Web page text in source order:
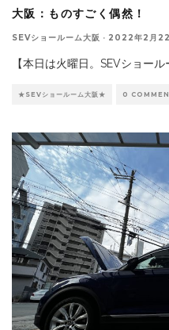
大阪：ものすごく偶然！
SEVショールーム大阪 · 2022年2月22
【本日は火曜日。SEVショール
★SEVショールーム大阪★ 0